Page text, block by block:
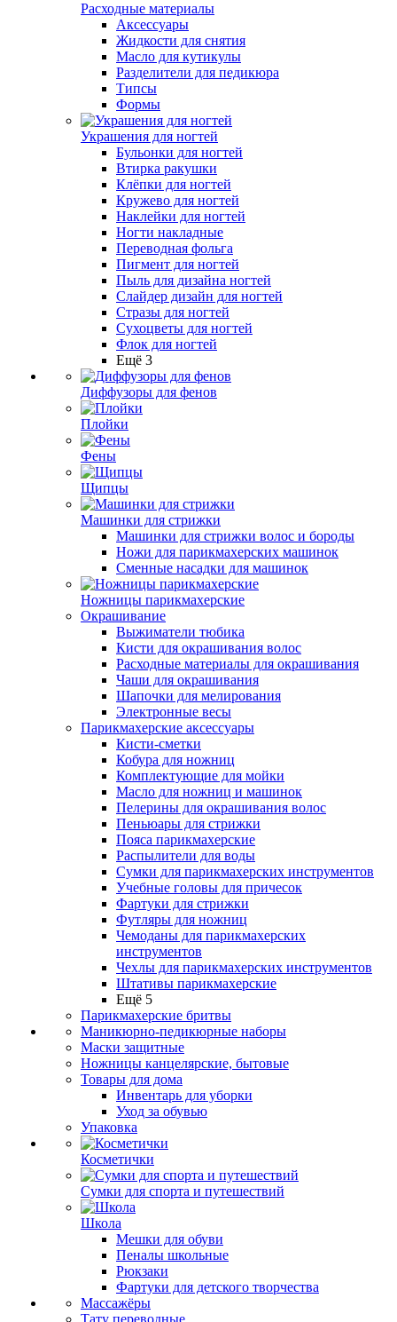
Расходные материалы
Аксессуары
Жидкости для снятия
Масло для кутикулы
Разделители для педикюра
Типсы
Формы
Украшения для ногтей
Бульонки для ногтей
Втирка ракушки
Клёпки для ногтей
Кружево для ногтей
Наклейки для ногтей
Ногти накладные
Переводная фольга
Пигмент для ногтей
Пыль для дизайна ногтей
Слайдер дизайн для ногтей
Стразы для ногтей
Сухоцветы для ногтей
Флок для ногтей
Ещё 3
Диффузоры для фенов
Плойки
Фены
Щипцы
Машинки для стрижки
Машинки для стрижки волос и бороды
Ножи для парикмахерских машинок
Сменные насадки для машинок
Ножницы парикмахерские
Окрашивание
Выжиматели тюбика
Кисти для окрашивания волос
Расходные материалы для окрашивания
Чаши для окрашивания
Шапочки для мелирования
Электронные весы
Парикмахерские аксессуары
Кисти-сметки
Кобура для ножниц
Комплектующие для мойки
Масло для ножниц и машинок
Пелерины для окрашивания волос
Пеньюары для стрижки
Пояса парикмахерские
Распылители для воды
Сумки для парикмахерских инструментов
Учебные головы для причесок
Фартуки для стрижки
Футляры для ножниц
Чемоданы для парикмахерских
инструментов
Чехлы для парикмахерских инструментов
Штативы парикмахерские
Ещё 5
Парикмахерские бритвы
Маникюрно-педикюрные наборы
Маски защитные
Ножницы канцелярские, бытовые
Товары для дома
Инвентарь для уборки
Уход за обувью
Упаковка
Косметички
Сумки для спорта и путешествий
Школа
Мешки для обуви
Пеналы школьные
Рюкзаки
Фартуки для детского творчества
Массажёры
Тату переводные